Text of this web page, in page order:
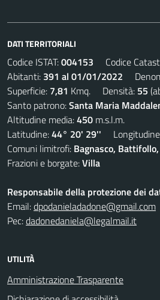
DATI TERRITORIALI
Codice ISTAT:004153 Codice
Abitanti: 391 al 01/01/2022
Superficie: 7,81 Kmq. Densità: 55
Santo patrono:Santa Maria
Altitudine media:450 m.s.l.m.
Latitudine:44° 20' 29''
Comuni limitrofi: Bagnasco,
Frazioni e borgate:Villa
Responsabile della protezione dei
Email:dpodanieladadone@gmail.com
Pec:dadonedaniela@legalmail.it
UTILITÀ
Amministrazione Trasparente